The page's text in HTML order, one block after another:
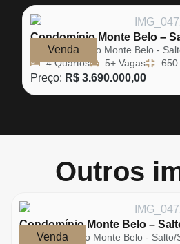
Venda
Condomínio Monte Belo –
Condomínio Monte Belo -
4 Quartos
5+ Vagas 650
Preço: R$ 3.690.000,00
Outros
Venda
Condomínio Monte Belo –
Condomínio Monte Belo - Salto/